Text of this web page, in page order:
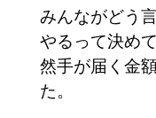
みんながどう
やるって決め
然手が届く金
た。